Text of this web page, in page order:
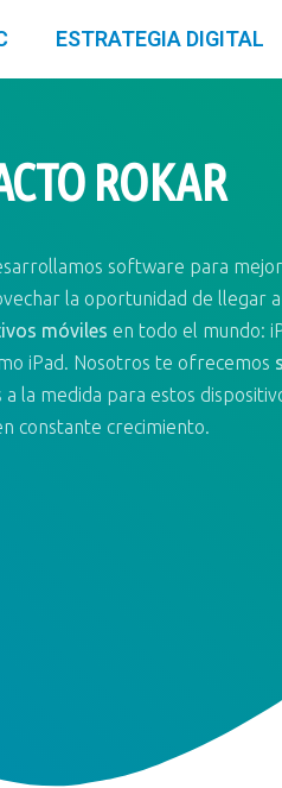
ESTRATEGIA DIGITAL
ROKAR
software para
la oportunidad de llegar
móviles en todo el mundo:
iPad. Nosotros te ofrecemos
la medida para estos
constante crecimiento.